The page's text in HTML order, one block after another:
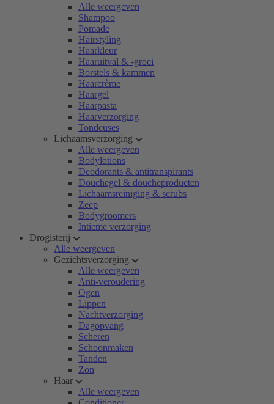
Alle weergeven
Shampoo
Pomade
Hairstyling
Haarkleur
Haaruitval & -groei
Borstels & kammen
Haarcrème
Haargel
Haarpasta
Haarverzorging
Tondeuses
Lichaamsverzorging
Alle weergeven
Bodylotions
Deodorants & antitranspirants
Douchegel & doucheproducten
Lichaamsreiniging & scrubs
Zeep
Bodygroomers
Intieme verzorging
Drogisterij
Alle weergeven
Gezichtsverzorging
Alle weergeven
Anti-veroudering
Ogen
Lippen
Nachtverzorging
Dagopvang
Scheren
Schoonmaken
Tanden
Zon
Haar
Alle weergeven